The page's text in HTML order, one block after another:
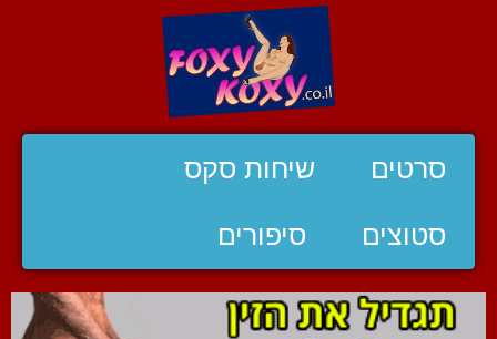
סרטים שיחות סקס
סטוצים סיפורים